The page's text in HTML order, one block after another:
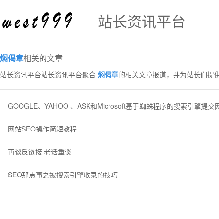
站长资讯平台
焖偈章相关的文章
站长资讯平台站长资讯平台聚合 焖偈章的相关文章报道，并为站长们提
GOOGLE、YAHOO 、ASK和Microsoft基于蜘蛛程序的搜索引擎提交
网站SEO操作简短教程
再谈反链接 老话重谈
SEO那点事之被搜索引擎收录的技巧